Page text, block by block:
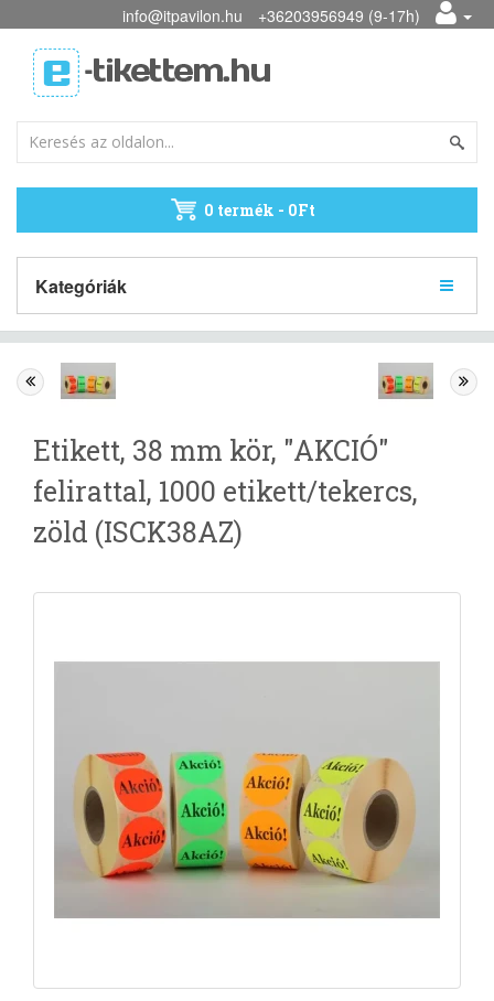
info@itpavilon.hu +36203956949 (9-17h)
0 termék - 0Ft
Kategóriák
Etikett, 38 mm kör, "AKCIÓ"
felirattal, 1000 etikett/tekercs,
zöld (ISCK38AZ)